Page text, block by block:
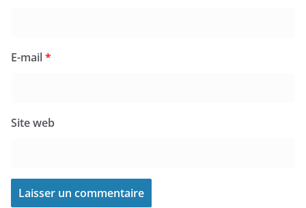
E-mail*
Site web